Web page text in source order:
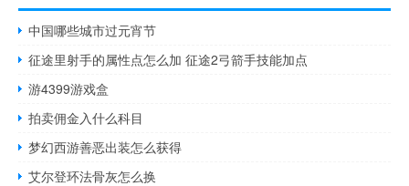
中国哪些城市过元宵节
征途里射手的属性点怎么加 征途2弓箭手技能加点
游4399游戏盒
拍卖佣金入什么科目
梦幻西游善恶出装怎么获得
艾尔登环法骨灰怎么换